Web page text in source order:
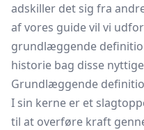
adskiller det sig fra
af vores guide vil vi
grundlæggende
historie bag disse
Grundlæggende
I sin kerne er et
til at overføre kraft